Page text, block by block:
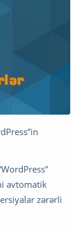
avtomatik
zərərli